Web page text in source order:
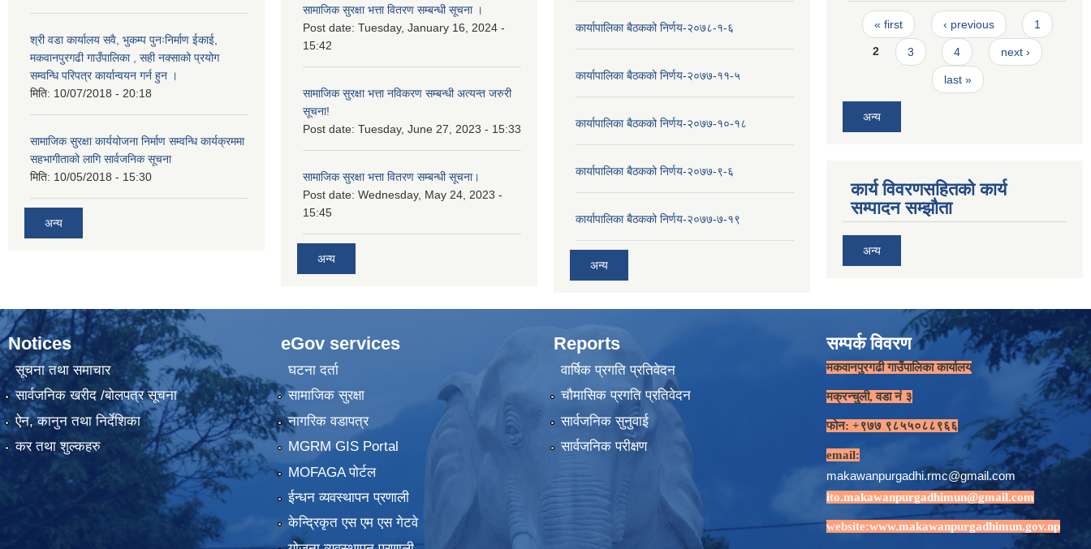
श्री वडा कार्यालय सवै, भुकम्प पुनःनिर्माण ईकाई,
मकवानपुरगढी गाउँपालिका , सही नक्साको प्रयोग
सम्वन्धि परिपत्र कार्यान्वयन गर्न हुन ।
मिति: 10/07/2018 - 20:18
सामाजिक सुरक्षा कार्ययोजना निर्माण सम्वन्धि कार्यक्रममा
सहभागीताको लागि सार्वजनिक सूचना
मिति: 10/05/2018 - 15:30
अन्य
सामाजिक सुरक्षा भत्ता वितरण सम्बन्धी सूचना ।
Post date: Tuesday, January 16, 2024 -
15:42
सामाजिक सुरक्षा भत्ता नविकरण सम्बन्धी अत्यन्त जरुरी
सूचना!
Post date: Tuesday, June 27, 2023 - 15:33
सामाजिक सुरक्षा भत्ता वितरण सम्बन्धी सूचना।
Post date: Wednesday, May 24, 2023 -
15:45
अन्य
कार्यापालिका बैठकको निर्णय-२०७८-१-६
कार्यापालिका बैठकको निर्णय-२०७७-११-५
कार्यापालिका बैठकको निर्णय-२०७७-१०-१८
कार्यापालिका बैठकको निर्णय-२०७७-९-६
कार्यापालिका बैठकको निर्णय-२०७७-७-१९
अन्य
Pages
« first ‹ previous 1
2 3 4 next ›
last »
अन्य
कार्य विवरणसहितको कार्य
सम्पादन सम्झौता
अन्य
Notices
सूचना तथा समाचार
सार्वजनिक खरीद /बोलपत्र सूचना
ऐन, कानुन तथा निर्देशिका
कर तथा शुल्कहरु
eGov services
घटना दर्ता
सामाजिक सुरक्षा
नागरिक वडापत्र
MGRM GIS Portal
MOFAGA पोर्टल
ईन्धन व्यवस्थापन प्रणाली
केन्द्रिकृत एस एम एस गेटवे
Reports
वार्षिक प्रगति प्रतिवेदन
चौमासिक प्रगति प्रतिवेदन
सार्वजनिक सुनुवाई
सार्वजनिक परीक्षण
सम्पर्क विवरण
मकवानपुरगढी गाउँपालिका कार्यालय
मक्रन्चुली, वडा नं ३
फोन: +९७७ ९८५५०८८९६६
email:
makawanpurgadhi.rmc@gmail.com
ito.makawanpurgadhimun@gmail.com
website:www.makawanpurgadhimun.gov.np